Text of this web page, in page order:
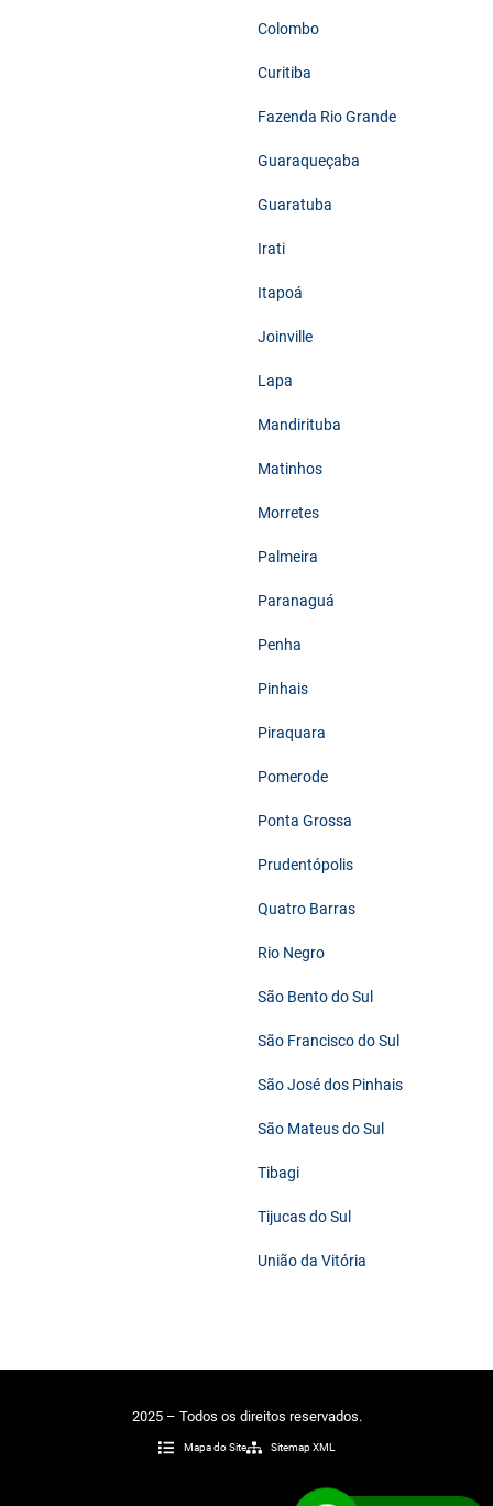
Colombo
Curitiba
Fazenda Rio Grande
Guaraqueçaba
Guaratuba
Irati
Itapoá
Joinville
Lapa
Mandirituba
Matinhos
Morretes
Palmeira
Paranaguá
Penha
Pinhais
Piraquara
Pomerode
Ponta Grossa
Prudentópolis
Quatro Barras
Rio Negro
São Bento do Sul
São Francisco do Sul
São José dos Pinhais
São Mateus do Sul
Tibagi
Tijucas do Sul
União da Vitória
2025 – Todos os direitos reservados.
Mapa do Site Sitemap XML